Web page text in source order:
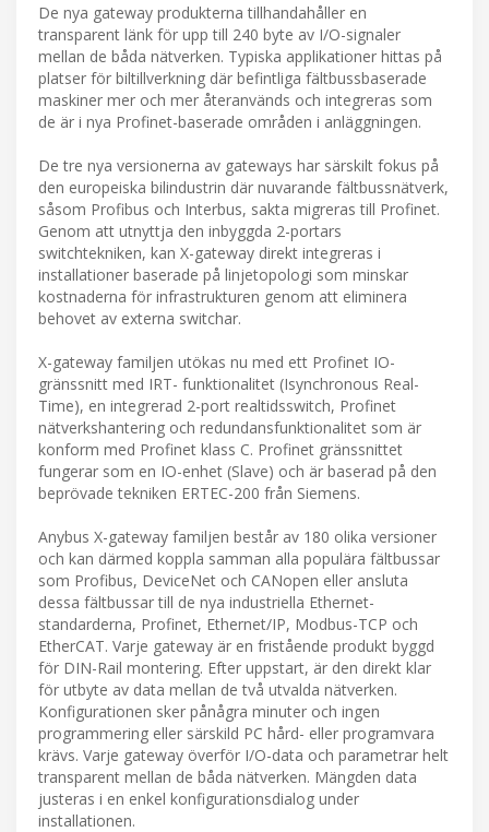
De nya gateway produkterna tillhandahåller en
transparent länk för upp till 240 byte av I/O-signaler
mellan de båda nätverken. Typiska applikationer hittas på
platser för biltillverkning där befintliga fältbussbaserade
maskiner mer och mer återanvänds och integreras som
de är i nya Profinet-baserade områden i anläggningen.
De tre nya versionerna av gateways har särskilt fokus på
den europeiska bilindustrin där nuvarande fältbussnätverk,
såsom Profibus och Interbus, sakta migreras till Profinet.
Genom att utnyttja den inbyggda 2-portars
switchtekniken, kan X-gateway direkt integreras i
installationer baserade på linjetopologi som minskar
kostnaderna för infrastrukturen genom att eliminera
behovet av externa switchar.
X-gateway familjen utökas nu med ett Profinet IO-
gränssnitt med IRT- funktionalitet (Isynchronous Real-
Time), en integrerad 2-port realtidsswitch, Profinet
nätverkshantering och redundansfunktionalitet som är
konform med Profinet klass C. Profinet gränssnittet
fungerar som en IO-enhet (Slave) och är baserad på den
beprövade tekniken ERTEC-200 från Siemens.
Anybus X-gateway familjen består av 180 olika versioner
och kan därmed koppla samman alla populära fältbussar
som Profibus, DeviceNet och CANopen eller ansluta
dessa fältbussar till de nya industriella Ethernet-
standarderna, Profinet, Ethernet/IP, Modbus-TCP och
EtherCAT. Varje gateway är en fristående produkt byggd
för DIN-Rail montering. Efter uppstart, är den direkt klar
för utbyte av data mellan de två utvalda nätverken.
Konfigurationen sker pånågra minuter och ingen
programmering eller särskild PC hård- eller programvara
krävs. Varje gateway överför I/O-data och parametrar helt
transparent mellan de båda nätverken. Mängden data
justeras i en enkel konfigurationsdialog under
installationen.